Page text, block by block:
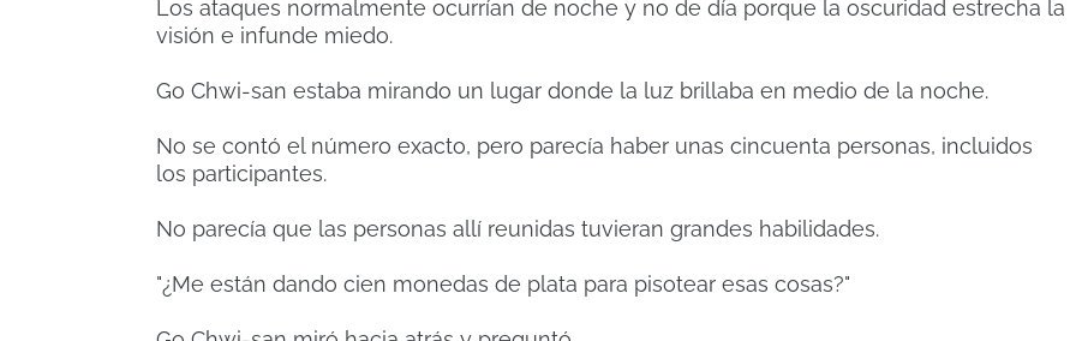
Los ataques normalmente ocurrían de noche y no de día porque la oscuridad estrecha la
visión e infunde miedo.
Go Chwi-san estaba mirando un lugar donde la luz brillaba en medio de la noche.
No se contó el número exacto, pero parecía haber unas cincuenta personas, incluidos
los participantes.
No parecía que las personas allí reunidas tuvieran grandes habilidades.
"¿Me están dando cien monedas de plata para pisotear esas cosas?"